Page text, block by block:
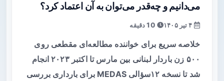
می‌دانیم و چه‌قدر می‌توان به آن اعتماد کرد؟
خلاصه سریع برای خواننده مطالعه‌ای مقطعی روی
۵۰۰ زن باردار لبنانی بین مارس تا اکتبر ۲۰۲۳ انجام
شد تا نسخه ۱۲‌سؤالی MEDAS برای بارداری بررسی